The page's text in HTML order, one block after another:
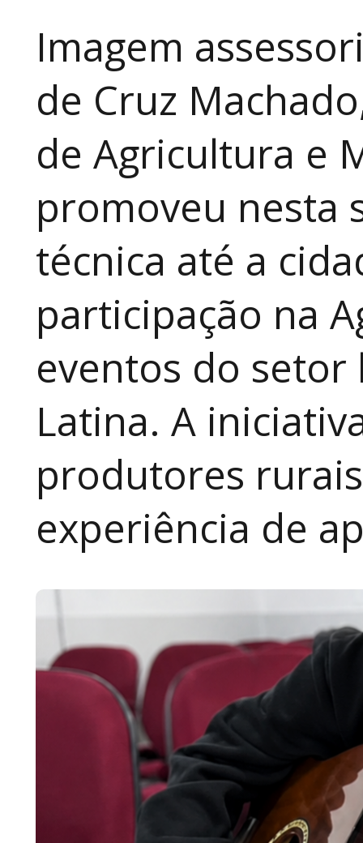
Imagem
de Cruz
de Agricultura e
promoveu nesta
técnica até a
participação na
eventos do
Latina. A
produtores
experiência de